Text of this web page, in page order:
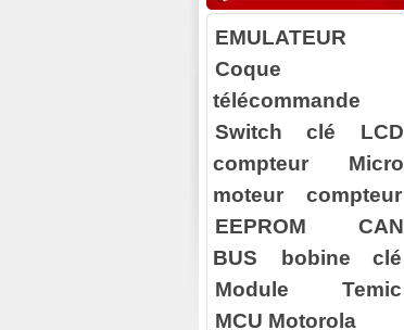
EMULATEUR
Coque
télécommande
Switch clé
LCD
compteur
Micro
moteur compteur
EEPROM
CAN
BUS
bobine clé
Module Temic
MCU Motorola